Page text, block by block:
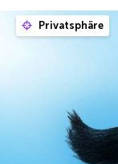
Privatsphäre